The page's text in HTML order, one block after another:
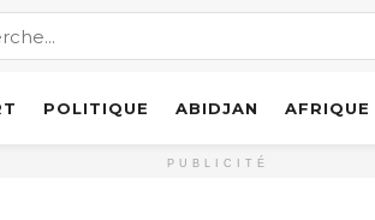
POLITIQUE ABIDJAN AFRIQUE
PUBLICITÉ